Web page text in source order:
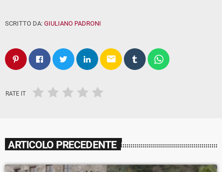
SCRITTO DA: GIULIANO PADRONI
email
RATE IT
ARTICOLO PRECEDENTE